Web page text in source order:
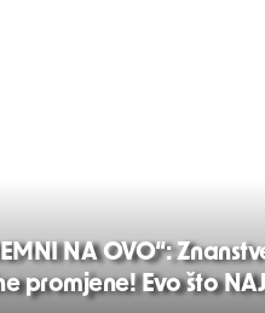
NA OVO“:
promjene! Evo što